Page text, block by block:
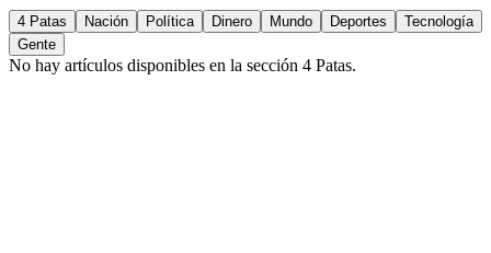
4 Patas Nación Política Dinero Mundo Deportes
Tecnología
Gente
No hay artículos disponibles en la sección 4 Patas.